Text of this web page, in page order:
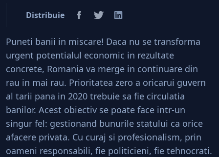
Distribuie
Puneti banii in miscare! Daca nu se transforma
urgent potentialul economic in rezultate
concrete, Romania va merge in continuare din
rau in mai rau. Prioritatea zero a oricarui guvern
al tarii pana in 2020 trebuie sa fie circulatia
banilor. Acest obiectiv se poate face intr-un
singur fel: gestionand bunurile statului ca orice
afacere privata. Cu curaj si profesionalism, prin
oameni responsabili, fie politicieni, fie tehnocrati.